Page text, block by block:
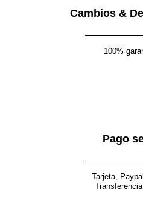
Cambios &
100%
Pago
Tarjeta,